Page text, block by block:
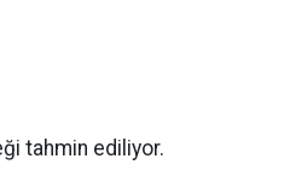
tahmin ediliyor.